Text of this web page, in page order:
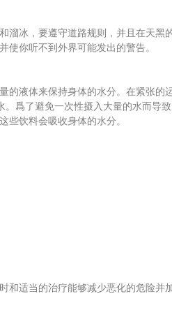
溜冰，要遵守道路规则，并且在天
使你听不到外界可能发出的警告。
的液体来保持身体的水分。在紧张的
爲了避免一次性摄入大量的水而导
些饮料会吸收身体的水分。
和适当的治疗能够减少恶化的危险并